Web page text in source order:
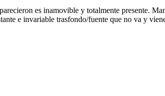
es inamovible y totalmente presente.
e invariable trasfondo/fuente que no va y